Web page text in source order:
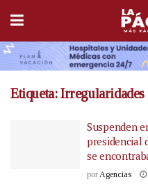
Etiqueta:Irregularidades
Suspenden
presidencial
se
por Agencias